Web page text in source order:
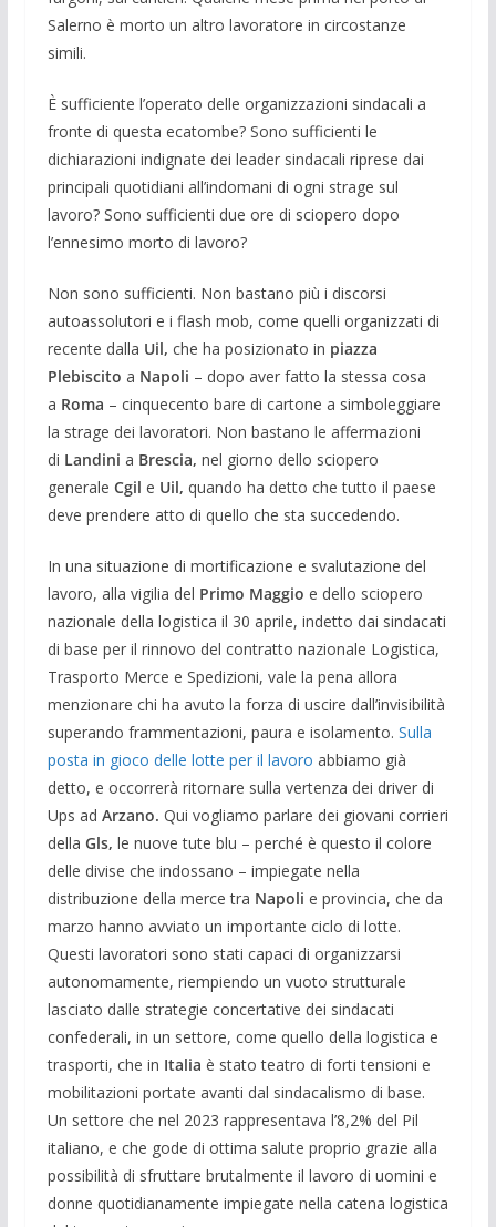
Salerno è morto un altro lavoratore in circostanze
simili.
È sufficiente l’operato delle organizzazioni sindacali a
fronte di questa ecatombe? Sono sufficienti le
dichiarazioni indignate dei leader sindacali riprese dai
principali quotidiani all’indomani di ogni strage sul
lavoro? Sono sufficienti due ore di sciopero dopo
l’ennesimo morto di lavoro?
Non sono sufficienti. Non bastano più i discorsi
autoassolutori e i flash mob, come quelli organizzati di
recente dalla Uil, che ha posizionato in piazza
Plebiscito a Napoli – dopo aver fatto la stessa cosa
a Roma – cinquecento bare di cartone a simboleggiare
la strage dei lavoratori. Non bastano le affermazioni
di Landini a Brescia, nel giorno dello sciopero
generale Cgil e Uil, quando ha detto che tutto il paese
deve prendere atto di quello che sta succedendo.
In una situazione di mortificazione e svalutazione del
lavoro, alla vigilia del Primo Maggio e dello sciopero
nazionale della logistica il 30 aprile, indetto dai sindacati
di base per il rinnovo del contratto nazionale Logistica,
Trasporto Merce e Spedizioni, vale la pena allora
menzionare chi ha avuto la forza di uscire dall’invisibilità
superando frammentazioni, paura e isolamento. Sulla
posta in gioco delle lotte per il lavoro abbiamo già
detto, e occorrerà ritornare sulla vertenza dei driver di
Ups ad Arzano. Qui vogliamo parlare dei giovani corrieri
della Gls, le nuove tute blu – perché è questo il colore
delle divise che indossano – impiegate nella
distribuzione della merce tra Napoli e provincia, che da
marzo hanno avviato un importante ciclo di lotte.
Questi lavoratori sono stati capaci di organizzarsi
autonomamente, riempiendo un vuoto strutturale
lasciato dalle strategie concertative dei sindacati
confederali, in un settore, come quello della logistica e
trasporti, che in Italia è stato teatro di forti tensioni e
mobilitazioni portate avanti dal sindacalismo di base.
Un settore che nel 2023 rappresentava l’8,2% del Pil
italiano, e che gode di ottima salute proprio grazie alla
possibilità di sfruttare brutalmente il lavoro di uomini e
donne quotidianamente impiegate nella catena logistica